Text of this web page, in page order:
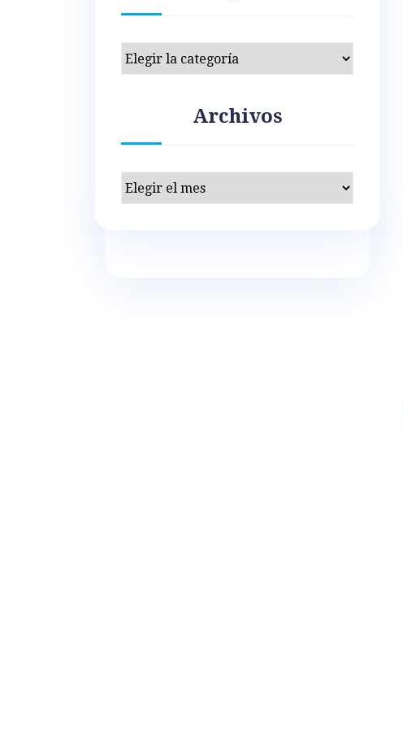
Categorías
Archivos
Archivos